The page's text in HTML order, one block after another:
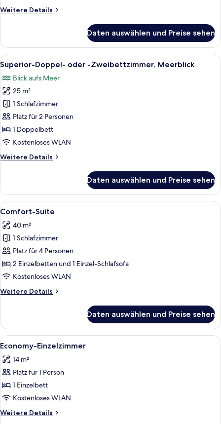
anzeigen
Weitere Details
Weitere
Doppel-
oder
-
Zweibettzimmer
Daten auswählen und Preise sehen
Alle
Fotos
für
Superior-
Doppel-
oder
-
Zweibettzimmer,
anzeigen
Ein Hotelzimmer mit Bett,
4
Superior-Doppel- oder -Zweibettzimmer, Meerblick
Blick aufs Meer
25 m²
1 Schlafzimmer
Platz für 2 Personen
1 Doppelbett
Kostenloses WLAN
Weitere Details
Weitere
Doppel-
oder
-
Meerblick
Daten auswählen und Preise sehen
Alle
Fotos
für
Comfort-
Suite
anzeigen
Ein Hotelzimmer mit Bett,
6
Comfort-Suite
40 m²
1 Schlafzimmer
Platz für 4 Personen
2 Einzelbetten und 1 Einzel-Schlafsofa
Kostenloses WLAN
Weitere Details
Weitere
Suite
Daten auswählen und Preise sehen
Alle
Fotos
für
Economy-
Einzelzimmer
anzeigen
Ein Hotelzimmer mit einem
3
Economy-Einzelzimmer
14 m²
Platz für 1 Person
1 Einzelbett
Kostenloses WLAN
Weitere Details
Weitere